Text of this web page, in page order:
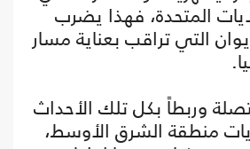
المتحدة، فهذا يضرب
التي تراقب بعناية مسار
وربطاً بكل تلك الأحداث
منطقة الشرق الأوسط،